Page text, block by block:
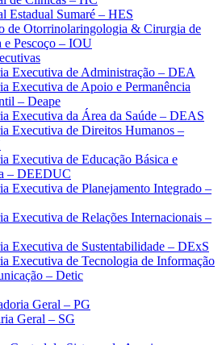
Estadual Sumaré – HES
de Otorrinolaringologia & Cirurgia de
e Pescoço – IOU
Executiva de Administração – DEA
Executiva de Apoio e Permanência
– Deape
Executiva da Área da Saúde – DEAS
Executiva de Direitos Humanos –
Executiva de Educação Básica e
– DEEDUC
Executiva de Planejamento Integrado –
Executiva de Relações Internacionais –
Executiva de Sustentabilidade – DExS
Executiva de Tecnologia de Informação
– Detic
Geral – PG
Geral – SG